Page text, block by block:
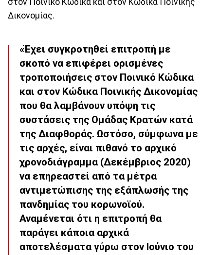
Δικονομίας.
«Έχει συγκροτηθεί επιτροπή με
σκοπό να επιφέρει ορισμένες
τροποποιήσεις στον Ποινικό Κώδικα
και στον Κώδικα Ποινικής Δικονομίας
που θα λαμβάνουν υπόψη τις
συστάσεις της Ομάδας Κρατών κατά
της Διαφθοράς. Ωστόσο, σύμφωνα με
τις αρχές, είναι πιθανό το αρχικό
χρονοδιάγραμμα (Δεκέμβριος 2020)
να επηρεαστεί από τα μέτρα
αντιμετώπισης της εξάπλωσής της
πανδημίας του κορωνοϊού.
Αναμένεται ότι η επιτροπή θα
παράγει κάποια αρχικά
αποτελέσματα γύρω στον Ιούνιο του